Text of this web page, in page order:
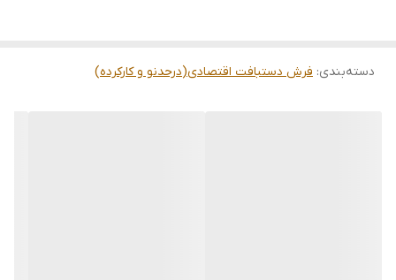
دسته‌بندی: فرش دستبافت اقتصادی(درحدنو و کارکرده)